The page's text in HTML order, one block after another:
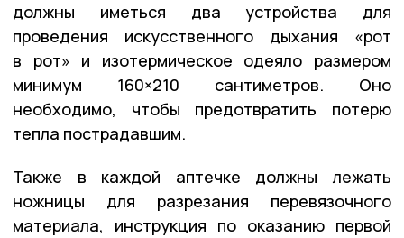
должны иметься два устройства для
проведения искусственного дыхания «рот
в рот» и изотермическое одеяло размером
минимум 160×210 сантиметров. Оно
необходимо, чтобы предотвратить потерю
тепла пострадавшим.
Также в каждой аптечке должны лежать
ножницы для разрезания перевязочного
материала, инструкция по оказанию первой